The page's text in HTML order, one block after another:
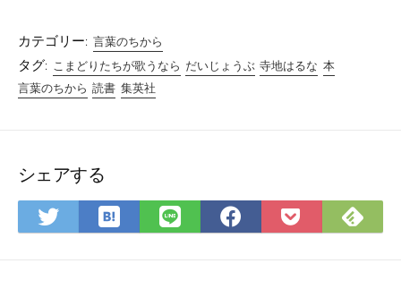
カテゴリー: 言葉のちから
タグ: こまどりたちが歌うなら だいじょうぶ 寺地はるな 本
言葉のちから 読書 集英社
シェアする
Twitter
で
は
て
LINE
で
Facebook
で
Pocket
に
で